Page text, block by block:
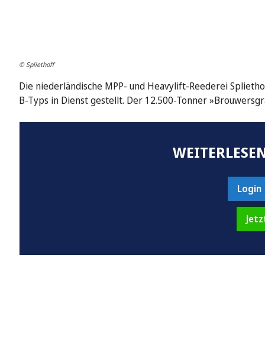
© Spliethoff
Die niederländische MPP- und Heavylift-Reederei
B-Typs in Dienst gestellt. Der 12.500-Tonner
Login